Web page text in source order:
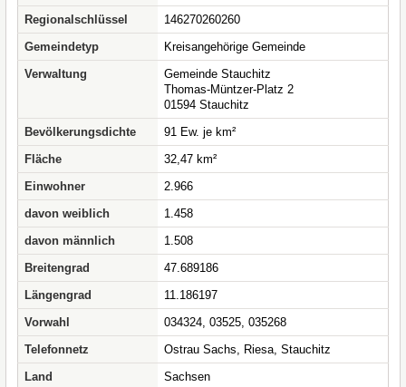
Regionalschlüssel
146270260260
Gemeindetyp
Kreisangehörige Gemeinde
Verwaltung
Gemeinde Stauchitz
Thomas-Müntzer-Platz 2
01594 Stauchitz
Bevölkerungsdichte
91 Ew. je km²
Fläche
32,47 km²
Einwohner
2.966
davon weiblich
1.458
davon männlich
1.508
Breitengrad
47.689186
Längengrad
11.186197
Vorwahl
034324, 03525, 035268
Telefonnetz
Ostrau Sachs, Riesa, Stauchitz
Land
Sachsen